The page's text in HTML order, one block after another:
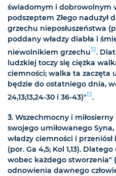
świadomym i dobrowolnym
podszeptem Złego nadużył
grzechu nieposłuszeństwa
poddany władzy diabła i
niewolnikiem grzechu12.
ludzkiej toczy się ciężka
ciemności; walka ta zaczęta
będzie do ostatniego dnia,
24,13;13,24-30 i 36-43)"13.
3. Wszechmocny i miłosierny
swojego umiłowanego
władzy ciemności i
(por. Ga 4,5; Kol 1,13).
wobec każdego stworzenia"
odnowienia dawnego